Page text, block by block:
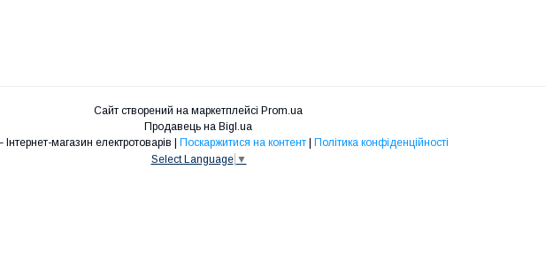
Сайт створений на маркетплейсі Prom.ua
Продавець на Bigl.ua
ENERGY – Інтернет-магазин електротоварів | Поскаржитися на контент | Політика конфіденційності
Select Language ▼